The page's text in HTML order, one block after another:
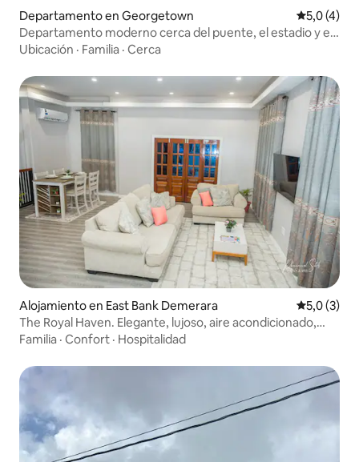
Departamento en Georgetown
5,0 (4)
Departamento moderno cerca del puente, el estadio y el
centro comercial
Ubicación · Familia · Cerca
Alojamiento en East Bank Demerara
5,0 (3)
The Royal Haven. Elegante, lujoso, aire acondicionado,
frío/calor.
Familia · Confort · Hospitalidad